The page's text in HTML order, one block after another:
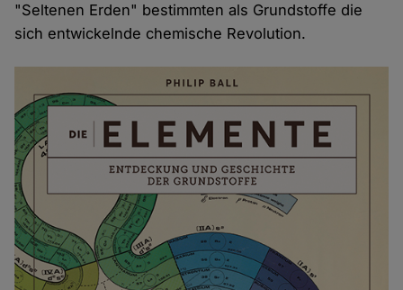
"Seltenen Erden" bestimmten als Grundstoffe die
sich entwickelnde chemische Revolution.